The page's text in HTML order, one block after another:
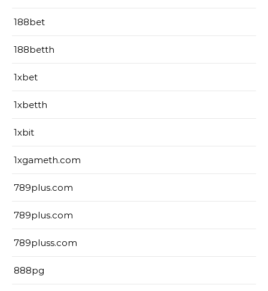
188bet
188betth
1xbet
1xbetth
1xbit
1xgameth.com
789plus.com
789plus.com
789pluss.com
888pg